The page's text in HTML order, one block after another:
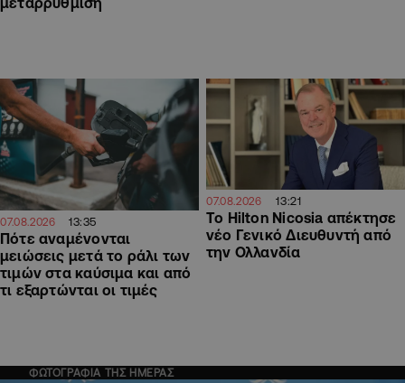
07.08.2026 13:35
Πότε αναμένονται
μειώσεις μετά το ράλι των
τιμών στα καύσιμα και από
τι εξαρτώνται οι τιμές
07.08.2026 13:21
Το Hilton Nicosia απέκτησε
νέο Γενικό Διευθυντή από
την Ολλανδία
ΦΩΤΟΓΡΑΦΙΑ ΤΗΣ ΗΜΕΡΑΣ